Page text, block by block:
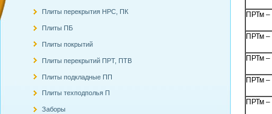
Плиты перекрытия НРС, ПК
Плиты ПБ
Плиты покрытий
Плиты перекрытий ПРТ, ПТВ
Плиты подкладные ПП
Плиты техподполья П
Заборы
ПРТм –
ПРТм –
ПРТм –
ПРТм –
ПРТм –